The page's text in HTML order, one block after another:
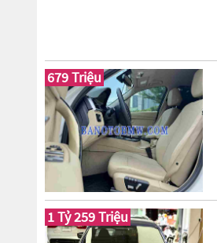
679 Triệu
1 Tỷ 259 Triệu